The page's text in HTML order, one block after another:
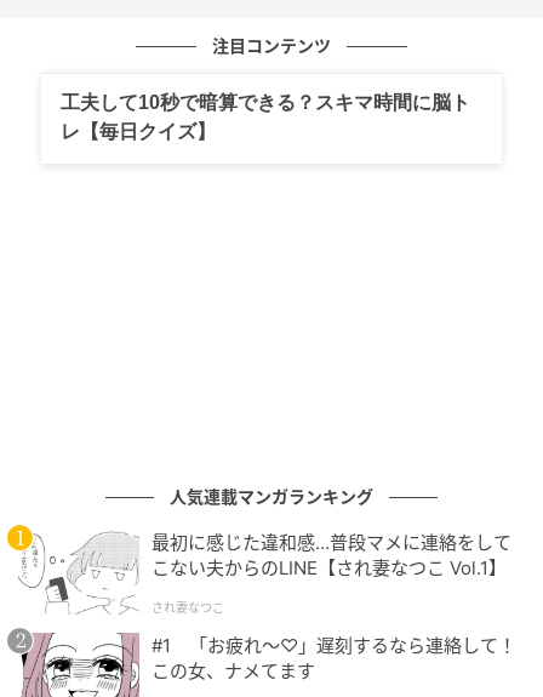
います。ぜひこの機会に調べてみてはいかがでしょう
【漢字穴埋め】空欄に入る漢字は何？「背」
「末」「告」「域」を使って熟語を完成させ
よう！
の記事をもっとみる
注目コンテンツ
工夫して10秒で暗算できる？スキマ時間に脳ト
レ【毎日クイズ】
人気連載マンガランキング
最初に感じた違和感…普段マメに連絡をして
こない夫からのLINE【され妻なつこ Vol.1】
され妻なつこ
#1 「お疲れ〜♡」遅刻するなら連絡して！
この女、ナメてます